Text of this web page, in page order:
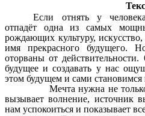
Если отнять у
отпадёт одна из самых
рождающих культуру,
имя прекрасного
оторваны от
будущее и создавать у нас
этом будущем и сами
Мечта нужна не
вызывает волнение, источник
нам успокоиться и показывает